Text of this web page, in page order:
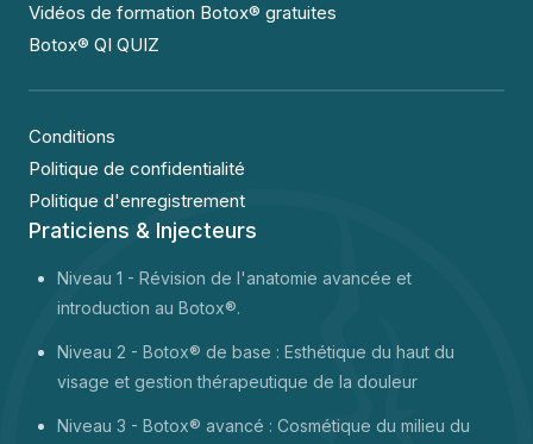
Vidéos de formation Botox® gratuites
Botox® QI QUIZ
Conditions
Politique de confidentialité
Politique d'enregistrement
Praticiens & Injecteurs
Niveau 1 - Révision de l'anatomie avancée et
introduction au Botox®.
Niveau 2 - Botox® de base : Esthétique du haut du
visage et gestion thérapeutique de la douleur
Niveau 3 - Botox® avancé : Cosmétique du milieu du